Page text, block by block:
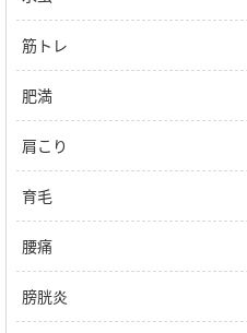
筋トレ
肥満
肩こり
育毛
腰痛
膀胱炎